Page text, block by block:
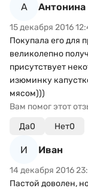
А Антонина
15 декабря 2016
Покупала его для
великолепно
присутствует
изюминку
мясом)))
Вам помог этот
Да0 Нет0
И Иван
14 декабря 2016
Пастой доволен,